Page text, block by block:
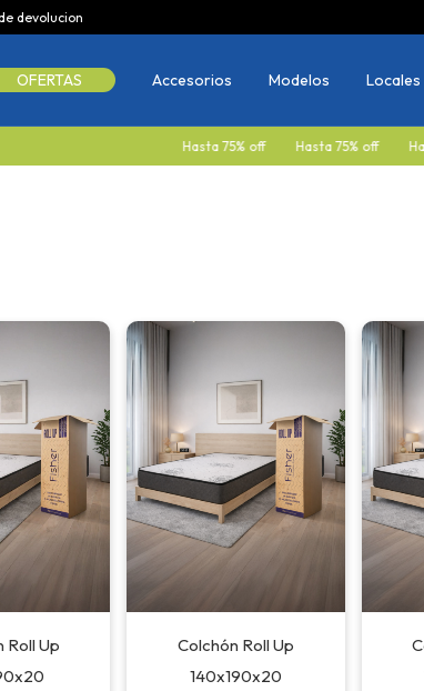
devolucion
OFERTAS Accesorios Modelos Locales
Hasta 75% off Hasta 75% off Hasta
Roll Up
Colchón Roll Up
140x190x20